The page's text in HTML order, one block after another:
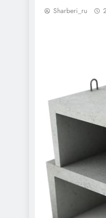
Sharberi_ru